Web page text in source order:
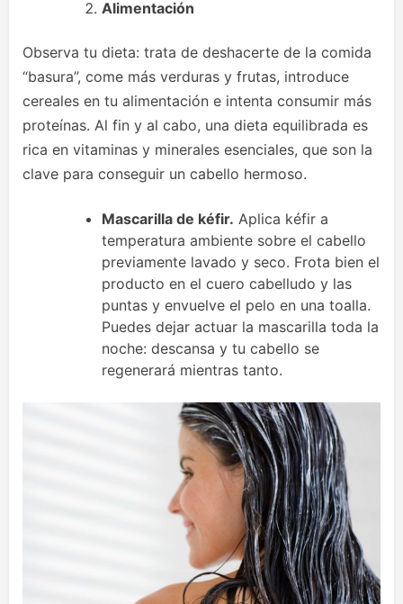
Alimentación
Observa tu dieta: trata de deshacerte de la comida
“basura”, come más verduras y frutas, introduce
cereales en tu alimentación e intenta consumir más
proteínas. Al fin y al cabo, una dieta equilibrada es
rica en vitaminas y minerales esenciales, que son la
clave para conseguir un cabello hermoso.
Mascarilla de kéfir. Aplica kéfir a
temperatura ambiente sobre el cabello
previamente lavado y seco. Frota bien el
producto en el cuero cabelludo y las
puntas y envuelve el pelo en una toalla.
Puedes dejar actuar la mascarilla toda la
noche: descansa y tu cabello se
regenerará mientras tanto.